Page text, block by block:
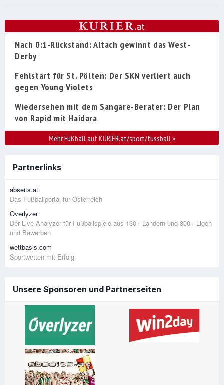
Nach 0:1-Rückstand: Altach gewinnt das West-
Derby
Fehlstart für St. Pölten: Der SKN verliert auch
gegen Young Violets
Wiedersehen mit dem Sangare-Berater: Der Plan
von Rapid mit Haidara
Mehr Fußball auf KURIER.at/sport/fussball»
Partnerlinks
abseits.at
Das Fußballportal für Österreich
Overlyzer
Der Live-Analyzer für Fußballspiele aus 130+ Ländern und 800+ Ligen
und Bewerben
wettbasis.com
Sportwetten mit Erfolg
Unsere Sponsoren und Partnerseiten